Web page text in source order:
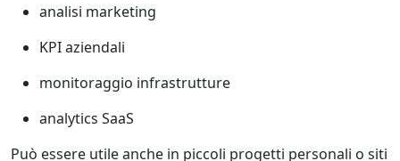
analisi marketing
KPI aziendali
monitoraggio infrastrutture
analytics SaaS
Può essere utile anche in piccoli progetti personali o siti